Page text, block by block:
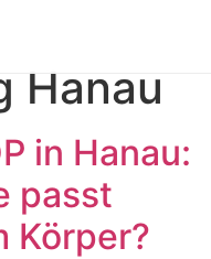
Hanau
in Hanau:
passt
Körper?